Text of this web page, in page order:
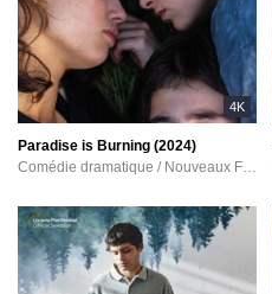
4K
Paradise is Burning (2024)
Comédie dramatique / Nouveaux Films